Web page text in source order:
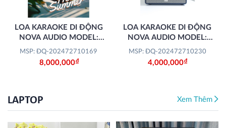
LOA KARAOKE DI ĐỘNG
NOVA AUDIO MODEL:
PRO-400V
MSP: ĐQ-202472710169
8,000,000Đ
LOA KARAOKE DI ĐỘNG
NOVA AUDIO MODEL:
PRO-200V (2 MÀU
ĐÈN/XANH)
MSP: ĐQ-202472710230
4,000,000Đ
LAPTOP Xem Thêm